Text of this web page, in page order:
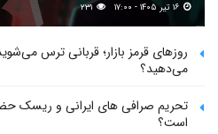
۲۳۱
روزهای قرمز بازار؛ قربانی ترس
می‌دهید؟
تحریم صرافی های ایرانی و ریسک
است؟